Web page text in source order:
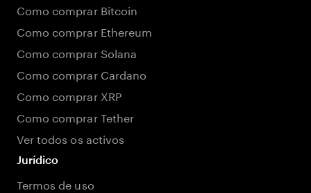
Como comprar Bitcoin
Como comprar Ethereum
Como comprar Solana
Como comprar Cardano
Como comprar XRP
Como comprar Tether
Ver todos os activos
Jurídico
Termos de uso